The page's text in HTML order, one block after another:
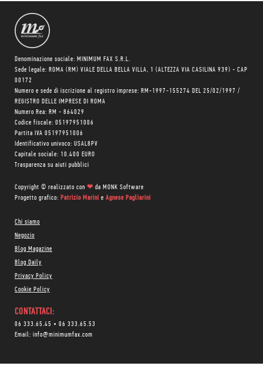
Denominazione sociale: MINIMUM FAX S.R.L.
Sede legale: ROMA (RM) VIALE DELLA BELLA VILLA, 1 (ALTEZZA VIA CASILINA 939) - CAP
00172
Numero e sede di iscrizione al registro imprese: RM-1997-155274 DEL 25/02/1997 /
REGISTRO DELLE IMPRESE DI ROMA
Numero Rea: RM - 864029
Codice fiscale: 05197951006
Partita IVA 05197951006
Identificativo univoco: USAL8PV
Capitale sociale: 10.400 EURO
Trasparenza su aiuti pubblici
Copyright © realizzato con ❤ da MONK Software
Progetto grafico: Patrizio Marini e Agnese Pagliarini
Chi siamo
Negozio
Blog Magazine
Blog Daily
Privacy Policy
Cookie Policy
CONTATTACI:
06 333.65.45 • 06 333.65.53
Email: info@minimumfax.com